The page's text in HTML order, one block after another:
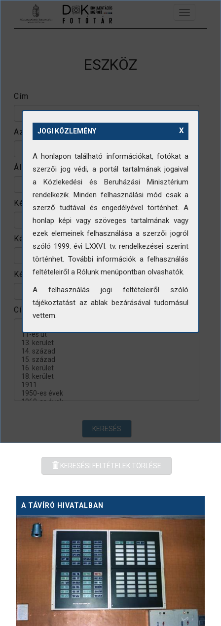
Ugrás a tartalomra
Toggle
navigation
ESZKÖZ
Cím
Azonosító
Állomány
Készítő
Készítés helye
Készítés évtizede
Címke
KERESÉS
KERESÉSI FELTÉTELEK TÖRLÉSE
A TÁVÍRÓ HIVATALBAN
X
JOGI KÖZLEMÉNY
A honlapon található információkat, fotókat a
szerzői jog védi, a portál tartalmának jogaival
a Közlekedési és Beruházási Minisztérium
rendelkezik. Minden felhasználási mód csak a
szerző tudtával és engedélyével történhet. A
honlap képi vagy szöveges tartalmának vagy
ezek elemeinek felhasználása a szerzői jogról
szóló 1999. évi LXXVI. tv. rendelkezései szerint
történhet. További információk a felhasználás
feltételeiről a Rólunk menüpontban olvashatók.
A felhasználás jogi feltételeiről szóló
tájékoztatást az ablak bezárásával tudomásul
vettem.